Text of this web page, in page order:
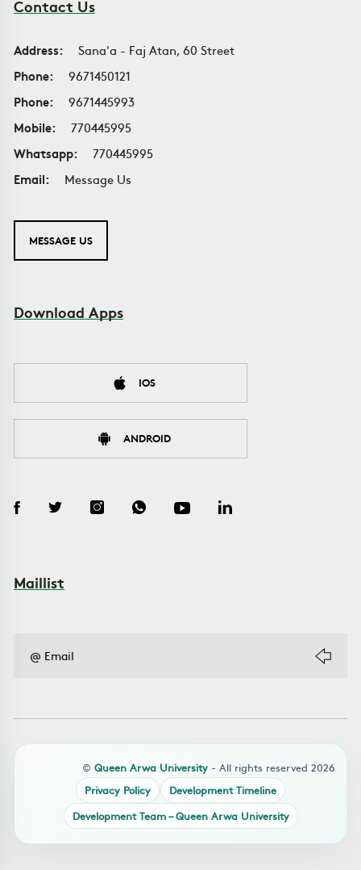
Contact Us
Address:
Sana'a - Faj Atan, 60 Street
Phone:
9671450121
Phone:
9671445993
Mobile:
770445995
Whatsapp:
770445995
Email:
Message Us
MESSAGE US
Download Apps
IOS
ANDROID
Maillist
© Queen Arwa University - All rights reserved 2026
Privacy Policy
Development Timeline
Development Team – Queen Arwa University